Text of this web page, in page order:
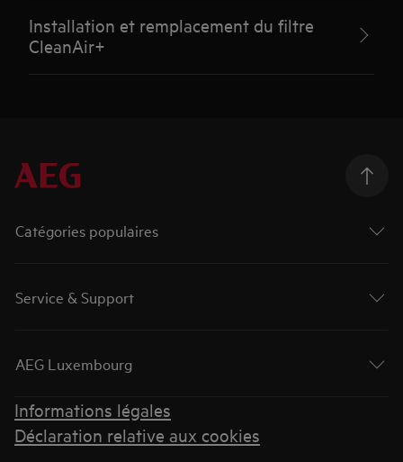
Installation et remplacement du filtre
CleanAir+
Catégories populaires
Service & Support
AEG Luxembourg
Informations légales
Déclaration relative aux cookies